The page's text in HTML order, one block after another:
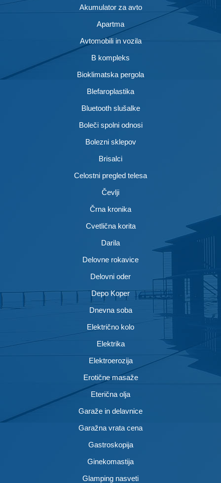
Akumulator za avto
Apartma
Avtomobili in vozila
B kompleks
Bioklimatska pergola
Blefaroplastika
Bluetooth slušalke
Boleči spolni odnosi
Bolezni sklepov
Brisalci
Celostni pregled telesa
Čevlji
Črna kronika
Cvetlična korita
Darila
Delovne rokavice
Delovni oder
Depo Koper
Dnevna soba
Električno kolo
Elektrika
Elektroerozija
Erotične masaže
Eterična olja
Garaže in delavnice
Garažna vrata cena
Gastroskopija
Ginekomastija
Glamping nasveti